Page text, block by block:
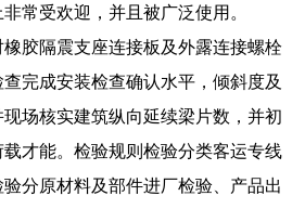
常受欢迎，并且被广泛使用。
胶隔震支座连接板及外露连接螺栓
完成安装检查确认水平，倾斜度及
场核实建筑纵向延续梁片数，并初
才能。检验规则检验分类客运专线
分原材料及部件进厂检验、产品出